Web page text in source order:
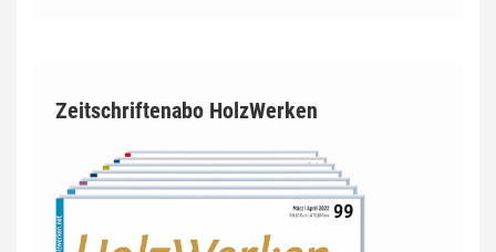
Zeitschriftenabo HolzWerken